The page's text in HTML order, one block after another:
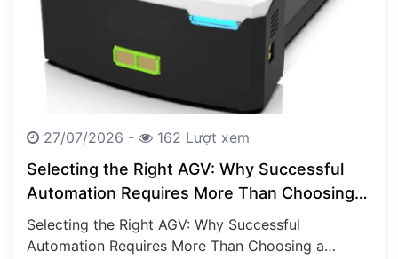
27/07/2026 - 162 Lượt xem
Selecting the Right AGV: Why Successful
Automation Requires More Than Choosing a
Vehicle
Selecting the Right AGV: Why Successful
Automation Requires More Than Choosing a